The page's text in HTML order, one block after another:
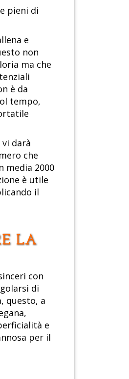
pieni di
e
non
ma che
è da
tempo,
darà
che
media 2000
è utile
il
LA
con
di
questo, a
e
per il